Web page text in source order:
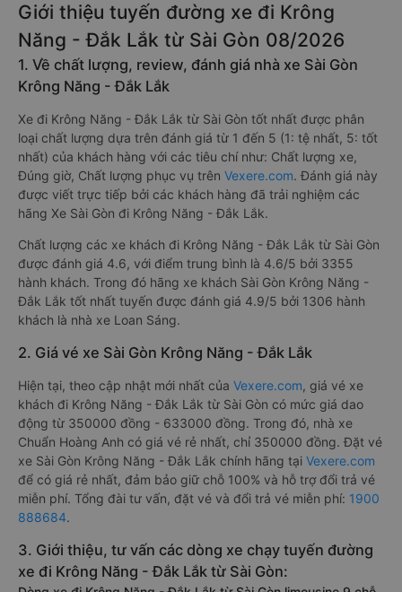
Giới thiệu tuyến đường xe đi Krông
Năng - Đắk Lắk từ Sài Gòn 08/2026
1. Về chất lượng, review, đánh giá nhà xe Sài Gòn
Krông Năng - Đắk Lắk
Xe đi Krông Năng - Đắk Lắk từ Sài Gòn tốt nhất được phân
loại chất lượng dựa trên đánh giá từ 1 đến 5 (1: tệ nhất, 5: tốt
nhất) của khách hàng với các tiêu chí như: Chất lượng xe,
Đúng giờ, Chất lượng phục vụ trên Vexere.com. Đánh giá này
được viết trực tiếp bởi các khách hàng đã trải nghiệm các
hãng Xe Sài Gòn đi Krông Năng - Đắk Lắk.
Chất lượng các xe khách đi Krông Năng - Đắk Lắk từ Sài Gòn
được đánh giá 4.6, với điểm trung bình là 4.6/5 bởi 3355
hành khách. Trong đó hãng xe khách Sài Gòn Krông Năng -
Đắk Lắk tốt nhất tuyến được đánh giá 4.9/5 bởi 1306 hành
khách là nhà xe Loan Sáng.
2. Giá vé xe Sài Gòn Krông Năng - Đắk Lắk
Hiện tại, theo cập nhật mới nhất của Vexere.com, giá vé xe
khách đi Krông Năng - Đắk Lắk từ Sài Gòn có mức giá dao
động từ 350000 đồng - 633000 đồng. Trong đó, nhà xe
Chuẩn Hoàng Anh có giá vé rẻ nhất, chỉ 350000 đồng. Đặt vé
xe Sài Gòn Krông Năng - Đắk Lắk chính hãng tại Vexere.com
để có giá rẻ nhất, đảm bảo giữ chỗ 100% và hỗ trợ đổi trả vé
miễn phí. Tổng đài tư vấn, đặt vé và đổi trả vé miễn phí: 1900
888684.
3. Giới thiệu, tư vấn các dòng xe chạy tuyến đường
xe đi Krông Năng - Đắk Lắk từ Sài Gòn: